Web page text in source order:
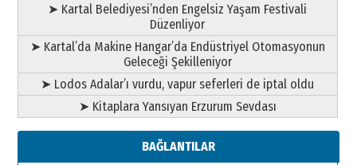
➤ Kartal Belediyesi’nden Engelsiz Yaşam Festivali
Düzenliyor
➤ Kartal’da Makine Hangar’da Endüstriyel Otomasyonun
Geleceği Şekilleniyor
➤ Lodos Adalar’ı vurdu, vapur seferleri de iptal oldu
➤ Kitaplara Yansıyan Erzurum Sevdası
BAĞLANTILAR